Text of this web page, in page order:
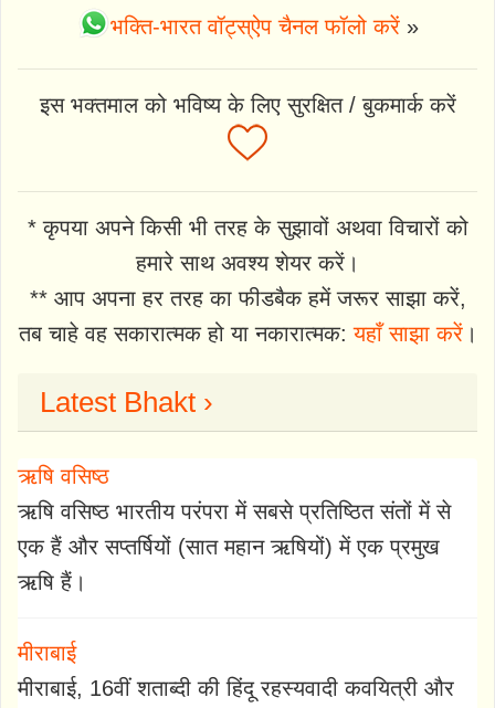
भक्ति-भारत वॉट्स्ऐप चैनल फॉलो करें»
इस भक्तमाल को भविष्य के लिए सुरक्षित / बुकमार्क करें
* कृपया अपने किसी भी तरह के सुझावों अथवा विचारों को
हमारे साथ अवश्य शेयर करें।
** आप अपना हर तरह का फीडबैक हमें जरूर साझा करें,
तब चाहे वह सकारात्मक हो या नकारात्मक:यहाँ साझा करें।
Latest Bhakt ›
ऋषि वसिष्ठ
ऋषि वसिष्ठ भारतीय परंपरा में सबसे प्रतिष्ठित संतों में से
एक हैं और सप्तर्षियों (सात महान ऋषियों) में एक प्रमुख
ऋषि हैं।
मीराबाई
मीराबाई, 16वीं शताब्दी की हिंदू रहस्यवादी कवयित्री और